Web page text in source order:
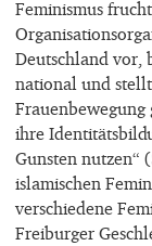
Feminismus
Deutschland vor,
national und stellt
ihre
Gunsten nutzen“
islamischen
verschiedene
Freiburger